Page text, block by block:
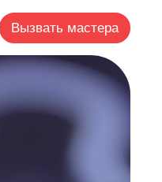
Вызвать мастера